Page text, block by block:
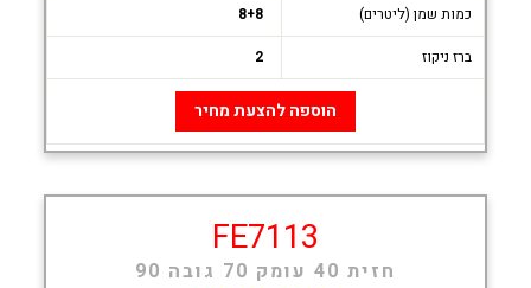
כמות שמן (ליטרים)
8+8
ברז ניקוז
2
הוספה להצעת מחיר
FE7113
חזית 40 עומק 70 גובה 90